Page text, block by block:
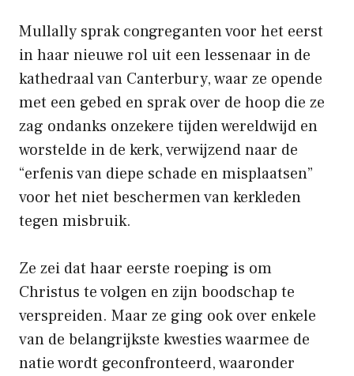
Mullally sprak congreganten voor het eerst
in haar nieuwe rol uit een lessenaar in de
kathedraal van Canterbury, waar ze opende
met een gebed en sprak over de hoop die ze
zag ondanks onzekere tijden wereldwijd en
worstelde in de kerk, verwijzend naar de
“erfenis van diepe schade en misplaatsen”
voor het niet beschermen van kerkleden
tegen misbruik.
Ze zei dat haar eerste roeping is om
Christus te volgen en zijn boodschap te
verspreiden. Maar ze ging ook over enkele
van de belangrijkste kwesties waarmee de
natie wordt geconfronteerd, waaronder